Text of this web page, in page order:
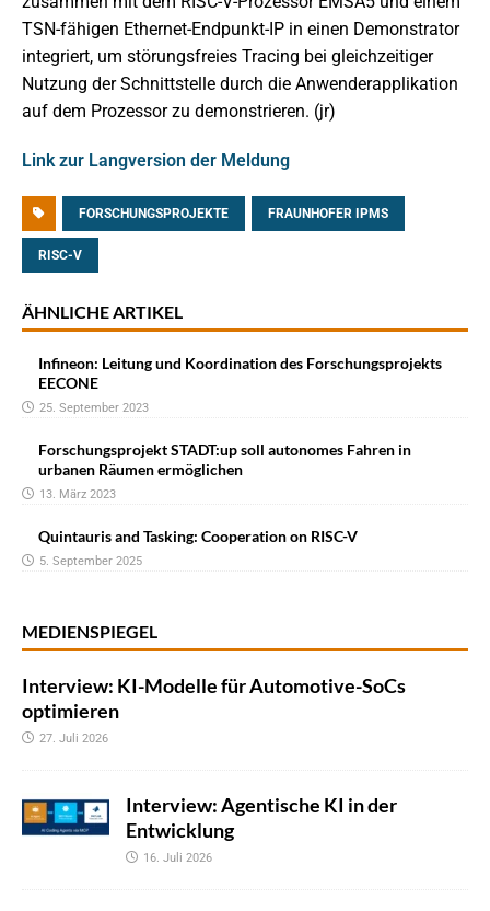
TSN-fähigen Ethernet-Endpunkt-IP in einen Demonstrator
integriert, um störungsfreies Tracing bei gleichzeitiger
Nutzung der Schnittstelle durch die Anwenderapplikation
auf dem Prozessor zu demonstrieren. (jr)
Link zur Langversion der Meldung
FORSCHUNGSPROJEKTE FRAUNHOFER IPMS
RISC-V
ÄHNLICHE ARTIKEL
Infineon: Leitung und Koordination des Forschungsprojekts
EECONE
25. September 2023
Forschungsprojekt STADT:up soll autonomes Fahren in
urbanen Räumen ermöglichen
13. März 2023
Quintauris and Tasking: Cooperation on RISC-V
5. September 2025
MEDIENSPIEGEL
Interview: KI-Modelle für Automotive-SoCs
optimieren
27. Juli 2026
Interview: Agentische KI in der
Entwicklung
16. Juli 2026